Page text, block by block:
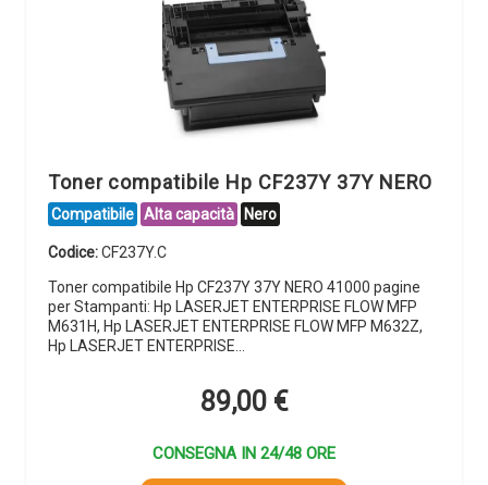
Toner compatibile Hp CF237Y 37Y NERO
Compatibile Alta capacità Nero
Codice:CF237Y.C
Toner compatibile Hp CF237Y 37Y NERO 41000 pagine
per Stampanti: Hp LASERJET ENTERPRISE FLOW MFP
M631H, Hp LASERJET ENTERPRISE FLOW MFP M632Z,
Hp LASERJET ENTERPRISE…
89,00 €
CONSEGNA IN 24/48 ORE